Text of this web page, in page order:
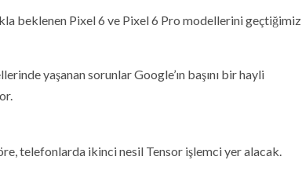
beklenen Pixel 6 ve Pixel 6 Pro modellerini geçtiğimiz
yaşanan sorunlar Google’ın başını bir hayli
telefonlarda ikinci nesil Tensor işlemci yer alacak.